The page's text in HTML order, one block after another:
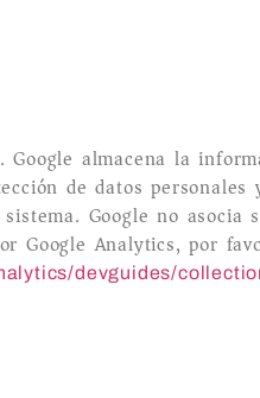
Google almacena la
de datos
Google no
Google Analytics, por
devguides/